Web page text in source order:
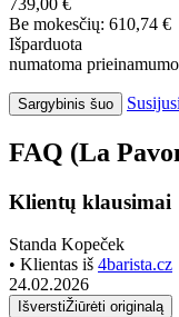
Be mokesčių: 610,74 €
Išparduota
numatoma
Sargybinis šuo
FAQ (La
Klientų klausimai
Standa Kopeček
• Klientas iš 4barista.cz
24.02.2026
IšverstiŽiūrėti originalą